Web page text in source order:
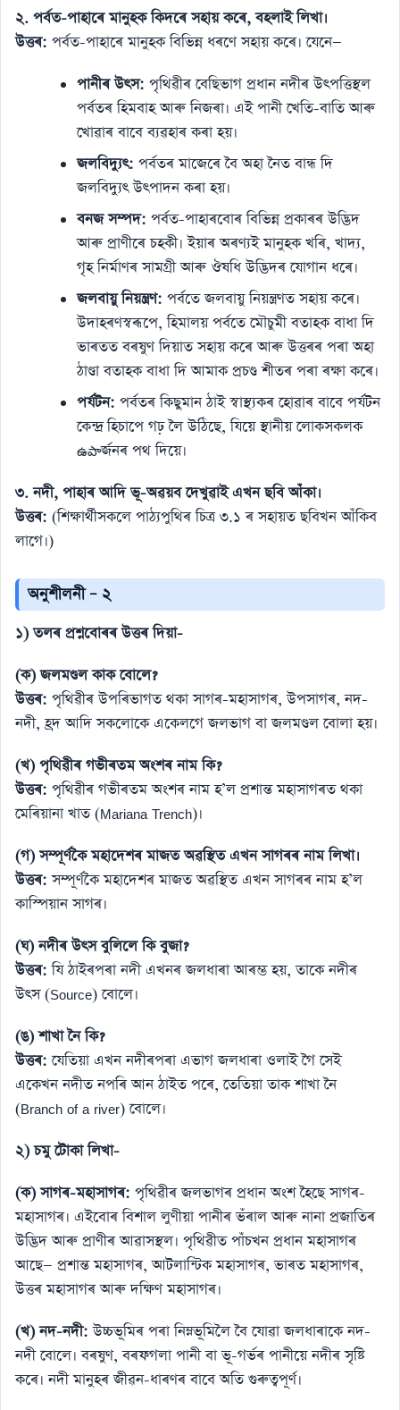
২. পৰ্বত-পাহাৰে মানুহক কিদৰে সহায় কৰে, বহলাই লিখা।
উত্তৰ: পৰ্বত-পাহাৰে মানুহক বিভিন্ন ধৰণে সহায় কৰে। যেনে—
পানীৰ উৎস: পৃথিৱীৰ বেছিভাগ প্ৰধান নদীৰ উৎপত্তিস্থল
পৰ্বতৰ হিমবাহ আৰু নিজৰা। এই পানী খেতি-বাতি আৰু
খোৱাৰ বাবে ব্যৱহাৰ কৰা হয়।
জলবিদ্যুৎ: পৰ্বতৰ মাজেৰে বৈ অহা নৈত বান্ধ দি
জলবিদ্যুৎ উৎপাদন কৰা হয়।
বনজ সম্পদ: পৰ্বত-পাহাৰবোৰ বিভিন্ন প্ৰকাৰৰ উদ্ভিদ
আৰু প্ৰাণীৰে চহকী। ইয়াৰ অৰণ্যই মানুহক খৰি, খাদ্য,
গৃহ নিৰ্মাণৰ সামগ্ৰী আৰু ঔষধি উদ্ভিদৰ যোগান ধৰে।
জলবায়ু নিয়ন্ত্ৰণ: পৰ্বতে জলবায়ু নিয়ন্ত্ৰণত সহায় কৰে।
উদাহৰণস্বৰূপে, হিমালয় পৰ্বতে মৌচুমী বতাহক বাধা দি
ভাৰতত বৰষুণ দিয়াত সহায় কৰে আৰু উত্তৰৰ পৰা অহা
ঠাণ্ডা বতাহক বাধা দি আমাক প্ৰচণ্ড শীতৰ পৰা ৰক্ষা কৰে।
পৰ্যটন: পৰ্বতৰ কিছুমান ঠাই স্বাস্থ্যকৰ হোৱাৰ বাবে পৰ্যটন
কেন্দ্ৰ হিচাপে গঢ় লৈ উঠিছে, যিয়ে স্থানীয় লোকসকলক
ఉపాৰ্জনৰ পথ দিয়ে।
৩. নদী, পাহাৰ আদি ভূ-অৱয়ব দেখুৱাই এখন ছবি আঁকা।
উত্তৰ: (শিক্ষাৰ্থীসকলে পাঠ্যপুথিৰ চিত্ৰ ৩.১ ৰ সহায়ত ছবিখন আঁকিব
লাগে।)
অনুশীলনী – ২
১) তলৰ প্ৰশ্নবোৰৰ উত্তৰ দিয়া-
(ক) জলমণ্ডল কাক বোলে?
উত্তৰ: পৃথিৱীৰ উপৰিভাগত থকা সাগৰ-মহাসাগৰ, উপসাগৰ, নদ-
নদী, হ্ৰদ আদি সকলোকে একেলগে জলভাগ বা জলমণ্ডল বোলা হয়।
(খ) পৃথিৱীৰ গভীৰতম অংশৰ নাম কি?
উত্তৰ: পৃথিৱীৰ গভীৰতম অংশৰ নাম হ’ল প্ৰশান্ত মহাসাগৰত থকা
মেৰিয়ানা খাত (Mariana Trench)।
(গ) সম্পূৰ্ণকৈ মহাদেশৰ মাজত অৱস্থিত এখন সাগৰৰ নাম লিখা।
উত্তৰ: সম্পূৰ্ণকৈ মহাদেশৰ মাজত অৱস্থিত এখন সাগৰৰ নাম হ’ল
কাস্পিয়ান সাগৰ।
(ঘ) নদীৰ উৎস বুলিলে কি বুজা?
উত্তৰ: যি ঠাইৰপৰা নদী এখনৰ জলধাৰা আৰম্ভ হয়, তাকে নদীৰ
উৎস (Source) বোলে।
(ঙ) শাখা নৈ কি?
উত্তৰ: যেতিয়া এখন নদীৰপৰা এভাগ জলধাৰা ওলাই গৈ সেই
একেখন নদীত নপৰি আন ঠাইত পৰে, তেতিয়া তাক শাখা নৈ
(Branch of a river) বোলে।
২) চমু টোকা লিখা-
(ক) সাগৰ-মহাসাগৰ: পৃথিৱীৰ জলভাগৰ প্ৰধান অংশ হৈছে সাগৰ-
মহাসাগৰ। এইবোৰ বিশাল লুণীয়া পানীৰ ভঁৰাল আৰু নানা প্ৰজাতিৰ
উদ্ভিদ আৰু প্ৰাণীৰ আৱাসস্থল। পৃথিৱীত পাঁচখন প্ৰধান মহাসাগৰ
আছে— প্ৰশান্ত মহাসাগৰ, আটলান্টিক মহাসাগৰ, ভাৰত মহাসাগৰ,
উত্তৰ মহাসাগৰ আৰু দক্ষিণ মহাসাগৰ।
(খ) নদ-নদী: উচ্চভূমিৰ পৰা নিম্নভূমিলৈ বৈ যোৱা জলধাৰাকে নদ-
নদী বোলে। বৰষুণ, বৰফগলা পানী বা ভূ-গৰ্ভৰ পানীয়ে নদীৰ সৃষ্টি
কৰে। নদী মানুহৰ জীৱন-ধাৰণৰ বাবে অতি গুৰুত্বপূৰ্ণ।